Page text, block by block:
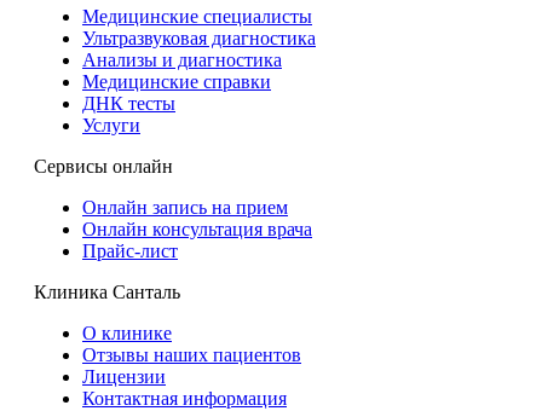
Медицинские специалисты
Ультразвуковая диагностика
Анализы и диагностика
Медицинские справки
ДНК тесты
Услуги
Сервисы онлайн
Онлайн запись на прием
Онлайн консультация врача
Прайс-лист
Клиника Санталь
О клинике
Отзывы наших пациентов
Лицензии
Контактная информация